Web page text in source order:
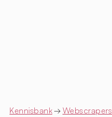
Kennisbank → Webscrapers